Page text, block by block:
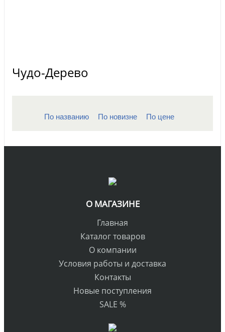
Чудо-Дерево
По названию По новизне По цене
О МАГАЗИНЕ
Главная
Каталог товаров
О компании
Условия работы и доставка
Контакты
Новые поступления
SALE %